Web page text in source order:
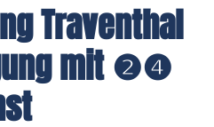
Traventhal
mit ❷❹